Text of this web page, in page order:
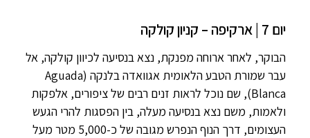
יום 7 | ארקיפה – קניון קולקה
הבוקר, לאחר ארוחה מפנקת, נצא בנסיעה לכיוון קולקה, אל
עבר שמורת הטבע הלאומית אגוואדה בלנקה (Aguada
Blanca), שם נוכל לראות זנים רבים של ציפורים, אלפקות
ולאמות, משם נצא בנסיעה מעלה, בין הפסגות להרי הגעש
העצומים, דרך הנוף הנפרש מגובה של כ-5,000 מטר מעל